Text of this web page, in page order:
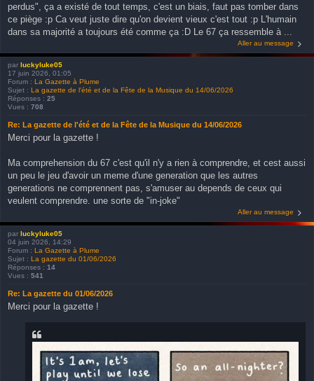
perdus", ça a existé de tout temps, c'est un biais, faut pas tomber dans
ce piège :p Ca veut juste dire qu'on devient vieux c'est tout :p L'humain
dans sa majorité a toujours été comme ça :D Le 67 ça ressemble à ...
Aller au message
par luckyluke05
17 juin 2026, 01:05
Forum : La Gazette à Plume
Sujet : La gazette de l'été et de la Fête de la Musique du 14/06/2026
Réponses : 25
Vues : 708
Re: La gazette de l'été et de la Fête de la Musique du 14/06/2026
Merci pour la gazette !
Ma comprehension du 67 c'est qu'il n'y a rien à comprendre, et cest aussi
un peu le jeu d'avoir un meme d'une generation que les autres
generations ne comprennent pas, s'amuser au depends de ceux qui
veulent comprendre. une sorte de "in-joke"
Aller au message
par luckyluke05
04 juin 2026, 14:29
Forum : La Gazette à Plume
Sujet : La gazette du 01/06/2026
Réponses : 14
Vues : 541
Re: La gazette du 01/06/2026
Merci pour la gazette !